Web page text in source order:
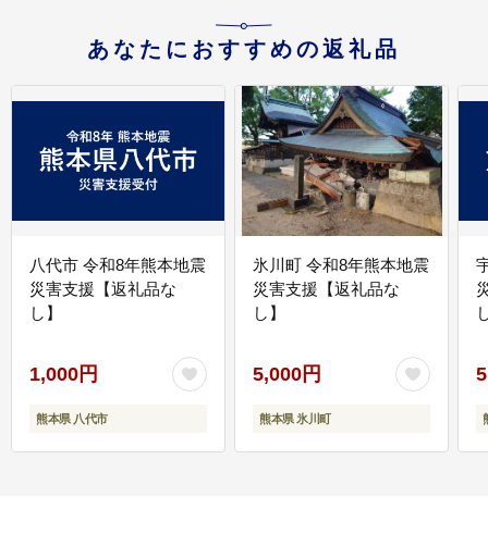
あなたにおすすめの返礼品
八代市 令和8年熊本地震
災害支援【返礼品な
し】
1,000円
熊本県 八代市
氷川町 令和8年熊本地震
災害支援【返礼品な
し】
5,000円
熊本県 氷川町